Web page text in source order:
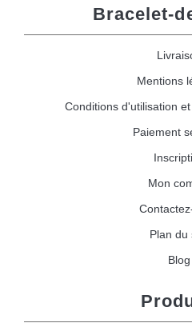
Bracelet-
Mentions
Conditions d'utilisation
Paiement
Mon
Plan du
Blog